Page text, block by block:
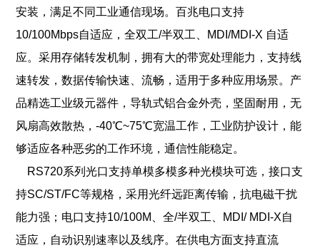
安装，满足不同工业通信现场。百兆电口支持
10/100Mbps自适应，全双工/半双工、MDI/MDI-X 自适
应。采用存储转发机制，拥有大的带宽处理能力，支持线
速转发，数据传输快速、流畅，适用于多种应用场景。产
品精选工业级元器件，导轨式铝合金外壳，坚固耐用，无
风扇高效散热，-40℃~75℃宽温工作，工业防护设计，能
够适应各种恶劣的工作环境，通信性能稳定。
RS720系列光口支持单模多模多种光模块可选，接口支
持SC/ST/FC等规格，采用光纤远距离传输，抗电磁干扰
能力强；电口支持10/100M、全/半双工、MDI/ MDI-X自
适应，自动识别速率以及线序。在供电方面支持直流